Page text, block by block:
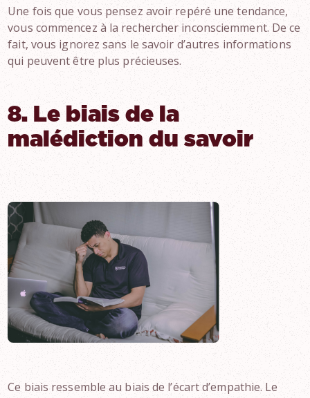
Une fois que vous pensez avoir repéré une tendance,
vous commencez à la rechercher inconsciemment. De ce
fait, vous ignorez sans le savoir d’autres informations
qui peuvent être plus précieuses.
8. Le biais de la
malédiction du savoir
Ce biais ressemble au biais de l’écart d’empathie. Le